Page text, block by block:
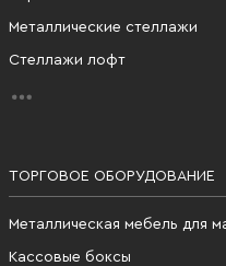
Металлические стеллажи
Стеллажи лофт
ТОРГОВОЕ ОБОРУДОВАНИЕ
Металлическая мебель для
Кассовые боксы